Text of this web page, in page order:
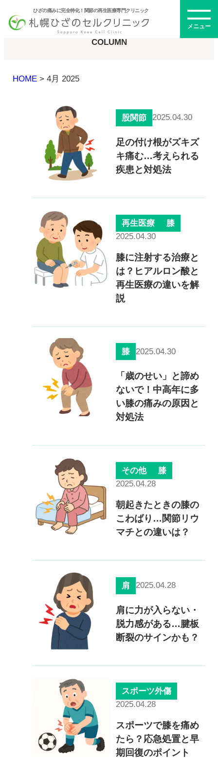
ひざの痛みに完全特化！関節の再生医療専門クリニック
メニュー
メニュー・料金
ひざの再生医療とは
幹細胞治療
PRP治療
幹細胞培養上清液
慢性疼痛
再生医療とは
症例
よくある質問
採用情報
予約フォーム
0120-117-560
※上記電話番号をタップで電話が繋がります
電話受付時間：月〜金／9:00〜16:30（土日祝休）
コラム
COLUMN
HOME> 4月 2025
股関節 2025.04.30
足の付け根がズキズ
キ痛む…考えられる
疾患と対処法
再生医療
膝
2025.04.30
膝に注射する治療と
は？ヒアルロン酸と
再生医療の違いを解
説
膝 2025.04.30
「歳のせい」と諦め
ないで！中高年に多
い膝の痛みの原因と
対処法
その他
膝
2025.04.28
朝起きたときの膝の
こわばり…関節リウ
マチとの違いは？
肩 2025.04.28
肩に力が入らない・
脱力感がある…腱板
断裂のサインかも？
スポーツ外傷
2025.04.28
スポーツで膝を痛め
たら？応急処置と早
期回復のポイント